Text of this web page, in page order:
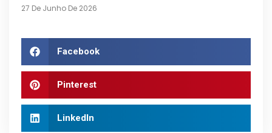
27 De Junho De 2026
Facebook
Pinterest
LinkedIn